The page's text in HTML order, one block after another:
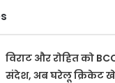
विराट और रोहित को
संदेश, अब घरेलू क्रिकेट